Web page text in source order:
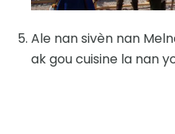
Ale nan sivèn nan
ak gou cuisine la nan